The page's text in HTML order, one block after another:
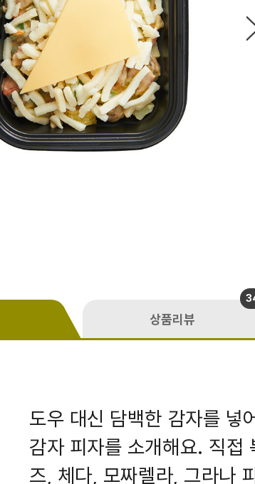
상품리뷰
도우 대신 담백한 감자를 넣
감자 피자를 소개해요. 직접
즈, 체다, 모짜렐라, 그라나